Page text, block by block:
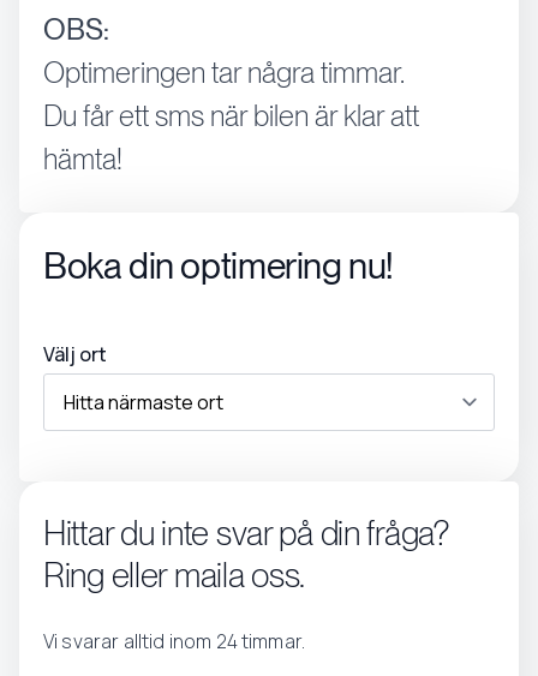
OBS:
Optimeringen tar några timmar.
Du får ett sms när bilen är klar att
hämta!
Boka din optimering nu!
Välj ort
Hittar du inte svar på din fråga?
Ring eller maila oss.
Vi svarar alltid inom 24 timmar.